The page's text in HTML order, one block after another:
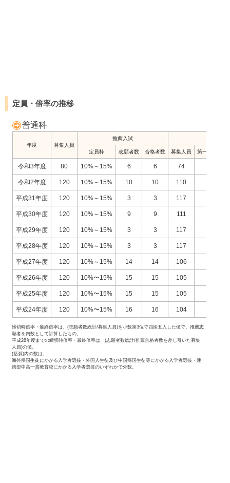
定員・倍率の推移
普通科
年度 募集人員
推薦入試
定員枠 志願者数 合格者数 募集人員 第一志望者数
令和3年度 80 10%～15% 6 6 74
令和2年度 120 10%～15% 10 10 110
平成31年度 120 10%～15% 3 3 117
平成30年度 120 10%～15% 9 9 111
平成29年度 120 10%～15% 3 3 117
平成28年度 120 10%～15% 3 3 117
平成27年度 120 10%～15% 14 14 106
平成26年度 120 10%〜15% 15 15 105
平成25年度 120 10%〜15% 15 15 105
平成24年度 120 10%〜15% 16 16 104
締切時倍率・最終倍率は、(志願者数総計/募集人員)を小数第3位で四捨五入した値で、推薦志
願者を内数として計算したもの。
平成28年度までの締切時倍率・最終倍率は、(志願者数総計/推薦合格者数を差し引いた募集
人員)の値。
(括弧)内の数は、
海外帰国生徒にかかる入学者選抜・外国人生徒及び中国帰国生徒等にかかる入学者選抜・連
携型中高一貫教育校にかかる入学者選抜のいずれかで外数。